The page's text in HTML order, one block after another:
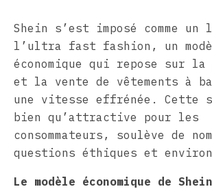
Shein s’est imposé comme un
l’ultra fast fashion, un
économique qui repose sur la
et la vente de vêtements à
une vitesse effrénée. Cette
bien qu’attractive pour les
consommateurs, soulève de
questions éthiques et
Le modèle économique de